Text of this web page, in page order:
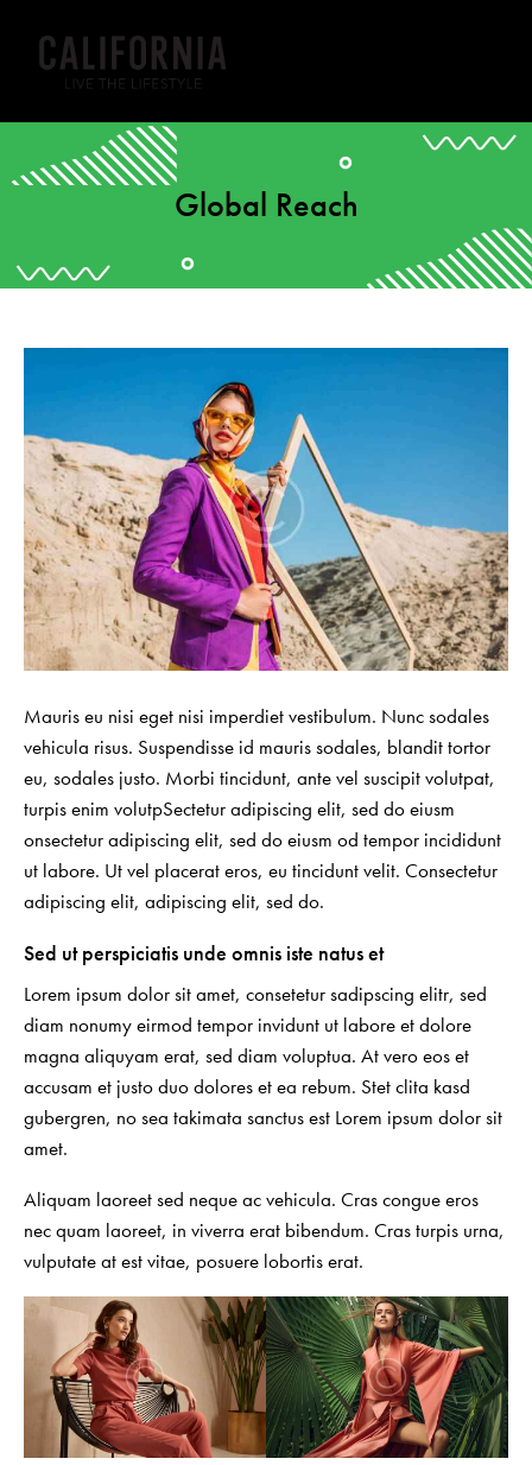
Global Reach
Mauris eu nisi eget nisi imperdiet vestibulum. Nunc sodales
vehicula risus. Suspendisse id mauris sodales, blandit tortor
eu, sodales justo. Morbi tincidunt, ante vel suscipit volutpat,
turpis enim volutpSectetur adipiscing elit, sed do eiusm
onsectetur adipiscing elit, sed do eiusm od tempor incididunt
ut labore. Ut vel placerat eros, eu tincidunt velit. Consectetur
adipiscing elit, adipiscing elit, sed do.
Sed ut perspiciatis unde omnis iste natus et
Lorem ipsum dolor sit amet, consetetur sadipscing elitr, sed
diam nonumy eirmod tempor invidunt ut labore et dolore
magna aliquyam erat, sed diam voluptua. At vero eos et
accusam et justo duo dolores et ea rebum. Stet clita kasd
gubergren, no sea takimata sanctus est Lorem ipsum dolor sit
amet.
Aliquam laoreet sed neque ac vehicula. Cras congue eros
nec quam laoreet, in viverra erat bibendum. Cras turpis urna,
vulputate at est vitae, posuere lobortis erat.